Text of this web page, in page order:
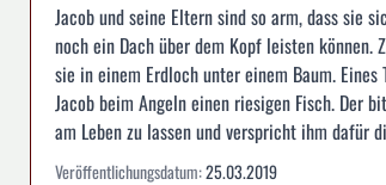
Jacob und seine Eltern sind so arm, dass sie
noch ein Dach über dem Kopf leisten können.
sie in einem Erdloch unter einem Baum. Eines
Jacob beim Angeln einen riesigen Fisch. Der
am Leben zu lassen und verspricht ihm dafür
Veröffentlichungsdatum:25.03.2019